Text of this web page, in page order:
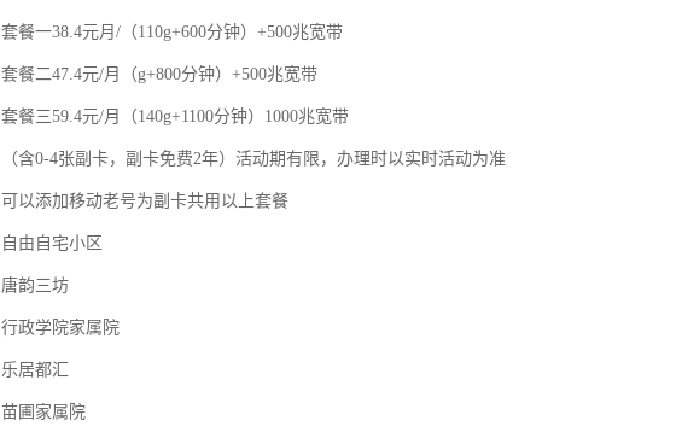
套餐一38.4元月/（110g+600分钟）+500兆宽带
套餐二47.4元/月（g+800分钟）+500兆宽带
套餐三59.4元/月（140g+1100分钟）1000兆宽带
（含0-4张副卡，副卡免费2年）活动期有限，办理时以实时活动为准
可以添加移动老号为副卡共用以上套餐
自由自宅小区
唐韵三坊
行政学院家属院
乐居都汇
苗圃家属院